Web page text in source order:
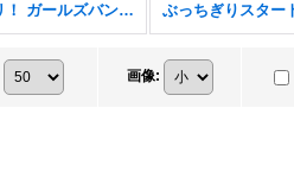
バンドリ！ ガールズバンドパーティ！
画像: